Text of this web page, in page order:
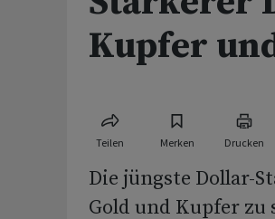
Kupfer
Teilen Merken Drucken
Die ‌jüngste ⁠Dollar-
Gold und Kupfer zu